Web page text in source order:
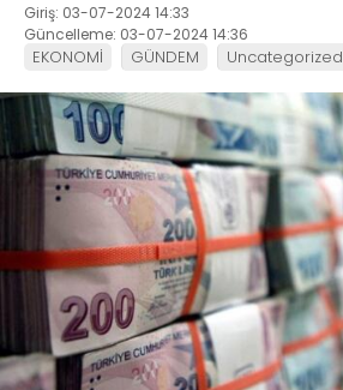
Giriş: 03-07-2024 14:33
Güncelleme: 03-07-2024 14:36
EKONOMİ GÜNDEM Uncategorized